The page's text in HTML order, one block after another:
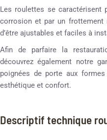
Les roulettes se caractérisent
corrosion et par un frottement
d’être ajustables et faciles à
Afin de parfaire la
découvrez également notre
poignées de porte aux
esthétique et confort.
Descriptif technique